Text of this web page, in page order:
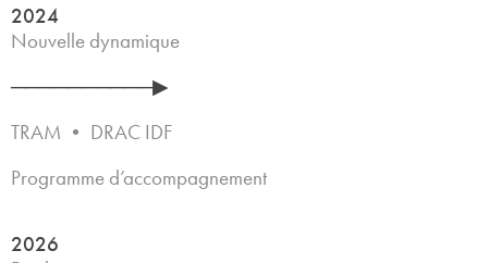
2024
Nouvelle dynamique
──────────▶
TRAM • DRAC IDF
Programme d’accompagnement
2026